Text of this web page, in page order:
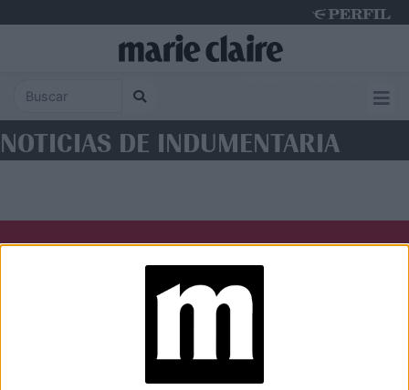
NOTICIAS DE INDUMENTARIA
Caras Noticias
Weekend Parabrisas